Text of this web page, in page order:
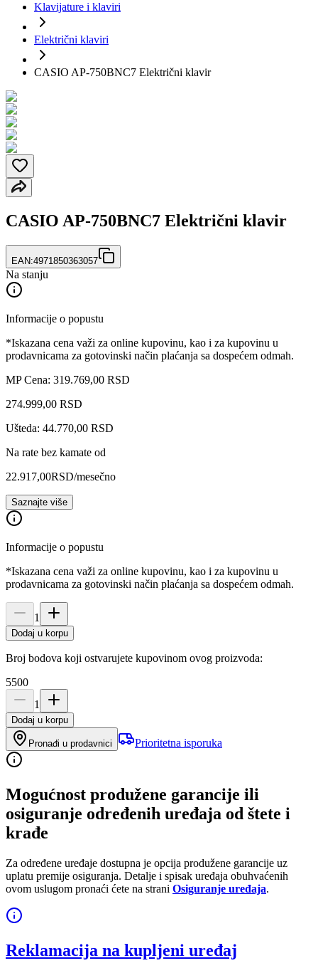
Klavijature i klaviri
Električni klaviri
CASIO AP-750BNC7 Električni klavir
CASIO AP-750BNC7 Električni klavir
EAN:4971850363057
Na stanju
Informacije o popustu
*Iskazana cena važi za online kupovinu, kao i za kupovinu u
prodavnicama za gotovinski način plaćanja sa dospećem odmah.
MP Cena: 319.769,00 RSD
274.999,00 RSD
Ušteda: 44.770,00 RSD
Na rate bez kamate od
22.917,00RSD/mesečno
Saznajte više
Informacije o popustu
*Iskazana cena važi za online kupovinu, kao i za kupovinu u
prodavnicama za gotovinski način plaćanja sa dospećem odmah.
1
Dodaj u korpu
Broj bodova koji ostvarujete kupovinom ovog proizvoda:
5500
1
Dodaj u korpu
Pronađi u prodavnici Prioritetna isporuka
Mogućnost produžene garancije ili
osiguranje određenih uređaja od štete i
krađe
Za određene uređaje dostupna je opcija produžene garancije uz
uplatu premije osiguranja. Detalje i spisak uređaja obuhvaćenih
ovom uslugom pronaći ćete na strani Osiguranje uređaja.
Reklamacija na kupljeni uređaj